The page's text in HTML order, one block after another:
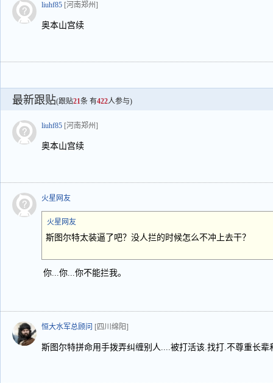
liuhf85 [河南郑州]
奥本山宫续
最新跟贴(跟贴21条 有422人参与)
liuhf85 [河南郑州]
奥本山宫续
火星网友
火星网友
斯图尔特太装逼了吧？没人拦的时候怎么不冲上去干？
你...你...你不能拦我。
恒大水军总顾问 [四川绵阳]
斯图尔特拼命用手拨弄纠缠别人....被打活该.找打.不尊重长辈